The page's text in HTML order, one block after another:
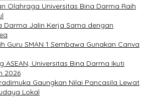
Olahraga Universitas Bina Darma Raih
Darma Jalin Kerja Sama dengan
Guru SMAN 1 Sembawa Gunakan Canva
ASEAN, Universitas Bina Darma Ikuti
2026
Gaungkan Nilai Pancasila Lewat
Lokal